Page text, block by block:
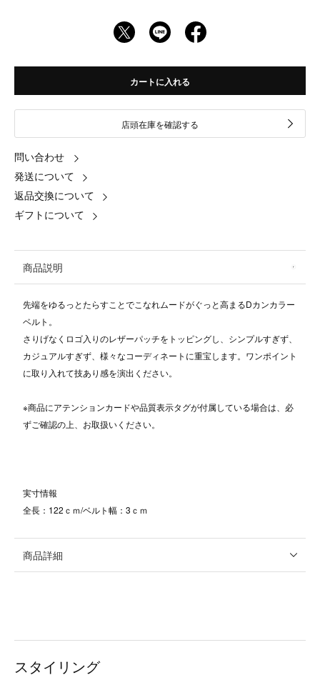
カートに入れる
店頭在庫を確認する
問い合わせ
発送について
返品交換について
ギフトについて
商品説明
先端をゆるっとたらすことでこなれムードがぐっと高まるDカンカラー
ベルト。
さりげなくロゴ入りのレザーパッチをトッピングし、シンプルすぎず、
カジュアルすぎず、様々なコーディネートに重宝します。ワンポイント
に取り入れて技あり感を演出ください。
※商品にアテンションカードや品質表示タグが付属している場合は、必
ずご確認の上、お取扱いください。
実寸情報
全長：122ｃｍ/ベルト幅：3ｃｍ
商品詳細
スタイリング